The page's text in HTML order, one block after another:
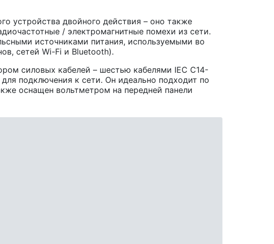
устройства двойного действия – оно также
/ электромагнитные помехи из сети.
источниками питания, используемыми во
сетей Wi-Fi и Bluetooth).
силовых кабелей – шестью кабелями IEC C14-
подключения к сети. Он идеально подходит по
оснащен вольтметром на передней панели